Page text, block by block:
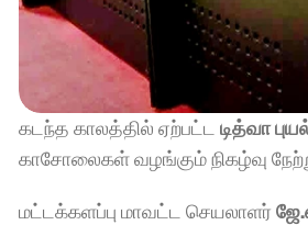
கடந்த காலத்தில் ஏற்பட்ட டித்வா
காசோலைகள் வழங்கும் நிகழ்வு
மட்டக்களப்பு மாவட்ட செயலாளர்